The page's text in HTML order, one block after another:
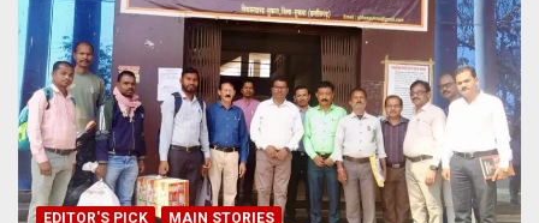
EDITOR'S PICK MAIN STORIES